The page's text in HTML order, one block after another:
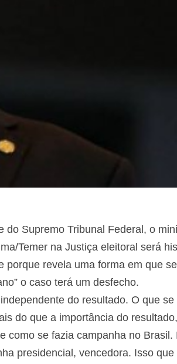
Supremo Tribunal Federal, o
Temer na Justiça eleitoral será
revela uma forma em que
o caso terá um desfecho.
do resultado. O que
do que a importância do
como se fazia campanha no
presidencial, vencedora. Isso que